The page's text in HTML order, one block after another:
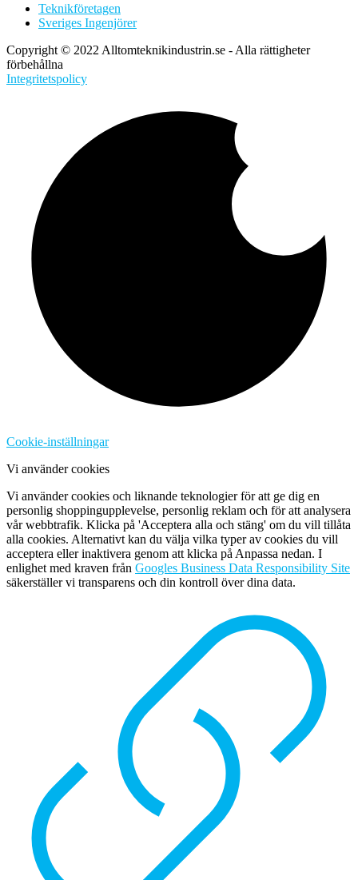
Teknikföretagen
Sveriges Ingenjörer
Copyright © 2022 Alltomteknikindustrin.se - Alla rättigheter
förbehållna
Integritetspolicy
Cookie-inställningar
Vi använder cookies
Vi använder cookies och liknande teknologier för att ge dig en
personlig shoppingupplevelse, personlig reklam och för att analysera
vår webbtrafik. Klicka på 'Acceptera alla och stäng' om du vill tillåta
alla cookies. Alternativt kan du välja vilka typer av cookies du vill
acceptera eller inaktivera genom att klicka på Anpassa nedan. I
enlighet med kraven från Googles Business Data Responsibility Site
säkerställer vi transparens och din kontroll över dina data.